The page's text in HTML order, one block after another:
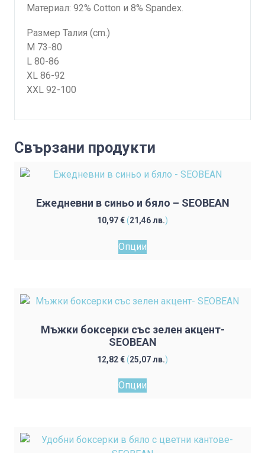
Материал: 92% Cotton и 8% Spandex.
Размер Талия (cm.)
M 73-80
L 80-86
XL 86-92
XXL 92-100
Свързани продукти
Ежедневни в синьо и бяло – SEOBEAN
10,97€(21,46лв.)
Опции
The
may
chosen
on
the
Мъжки боксерки със зелен акцент-
SEOBEAN
12,82€(25,07лв.)
Опции
The